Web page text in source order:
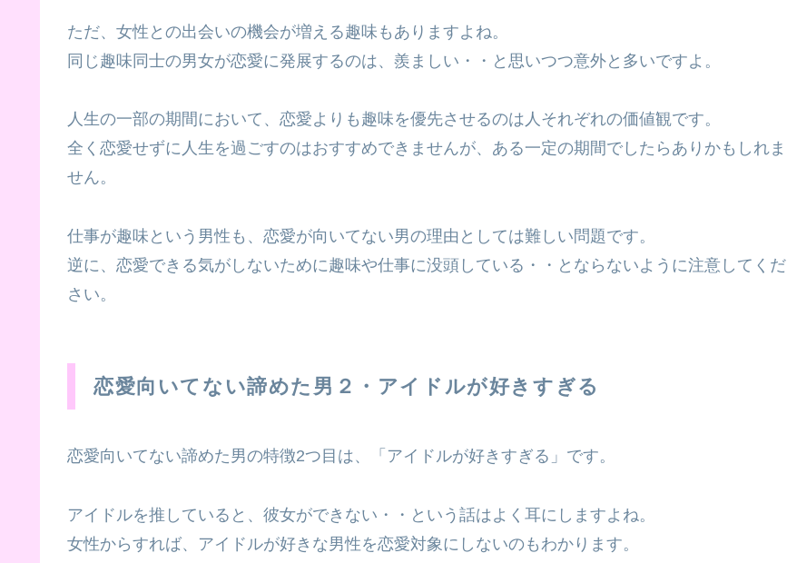
ただ、女性との出会いの機会が増える趣味もありますよね。
同じ趣味同士の男女が恋愛に発展するのは、羨ましい・・と思いつつ意外と多いですよ。
人生の一部の期間において、恋愛よりも趣味を優先させるのは人それぞれの価値観です。
全く恋愛せずに人生を過ごすのはおすすめできませんが、ある一定の期間でしたらありかもしれま
せん。
仕事が趣味という男性も、恋愛が向いてない男の理由としては難しい問題です。
逆に、恋愛できる気がしないために趣味や仕事に没頭している・・とならないように注意してくだ
さい。
恋愛向いてない諦めた男２・アイドルが好きすぎる
恋愛向いてない諦めた男の特徴2つ目は、「アイドルが好きすぎる」です。
アイドルを推していると、彼女ができない・・という話はよく耳にしますよね。
女性からすれば、アイドルが好きな男性を恋愛対象にしないのもわかります。